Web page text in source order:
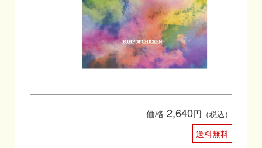
価格 2,640円 （税込）
送料無料